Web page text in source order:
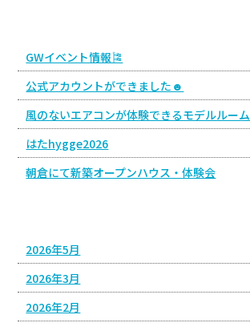
GWイベント情報🎏
公式アカウントができました☻
風のないエアコンが体験できるモデルルーム
はたhygge2026
朝倉にて新築オープンハウス・体験会
2026年5月
2026年3月
2026年2月